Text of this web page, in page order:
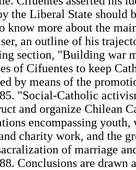
the Liberal State should
know more about the
an outline of his
section, "Building war
of Cifuentes to keep
by means of the
"Social-Catholic
and organize Chilean
encompassing
charity work, and the
of marriage
Conclusions are drawn